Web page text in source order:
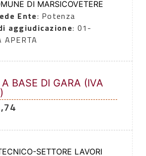
DI MARSICOVETERE
Ente: Potenza
aggiudicazione: 01-
APERTA
BASE DI GARA (IVA
SETTORE LAVORI